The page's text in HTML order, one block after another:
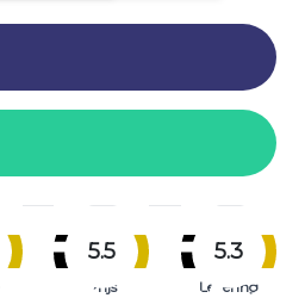
5.5
Prijs
5.3
Levering